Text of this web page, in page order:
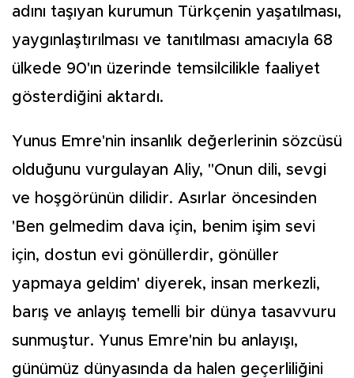
adını taşıyan kurumun Türkçenin yaşatılması,
yaygınlaştırılması ve tanıtılması amacıyla 68
ülkede 90'ın üzerinde temsilcilikle faaliyet
gösterdiğini aktardı.
Yunus Emre'nin insanlık değerlerinin sözcüsü
olduğunu vurgulayan Aliy, "Onun dili, sevgi
ve hoşgörünün dilidir. Asırlar öncesinden
'Ben gelmedim dava için, benim işim sevi
için, dostun evi gönüllerdir, gönüller
yapmaya geldim' diyerek, insan merkezli,
barış ve anlayış temelli bir dünya tasavvuru
sunmuştur. Yunus Emre'nin bu anlayışı,
günümüz dünyasında da halen geçerliliğini